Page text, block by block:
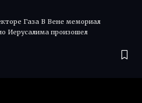
Газа В Вене мемориал
Иерусалима произошел